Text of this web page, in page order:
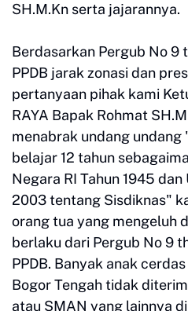
SH.M.Kn serta jajarannya.
Berdasarkan Pergub No 9
PPDB jarak zonasi dan
pertanyaan pihak kami
RAYA Bapak Rohmat
menabrak undang
belajar 12 tahun
Negara RI Tahun 1945
2003 tentang Sisdiknas"
orang tua yang mengeluh
berlaku dari Pergub No 9
PPDB. Banyak anak
Bogor Tengah tidak
atau SMAN yang lainnya